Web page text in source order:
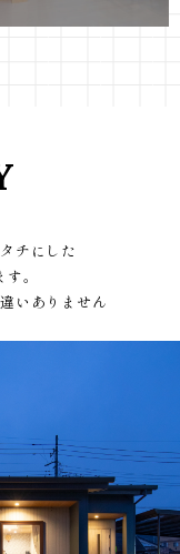
チにした
。
いありません